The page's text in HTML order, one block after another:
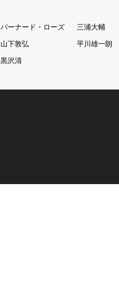
バーナード・ローズ 三浦大輔
山下敦弘 平川雄一朗
黒沢清